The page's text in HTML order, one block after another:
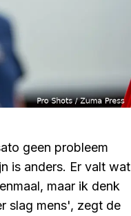
geen probleem
is anders. Er valt wat
maar ik denk
slag mens', zegt de